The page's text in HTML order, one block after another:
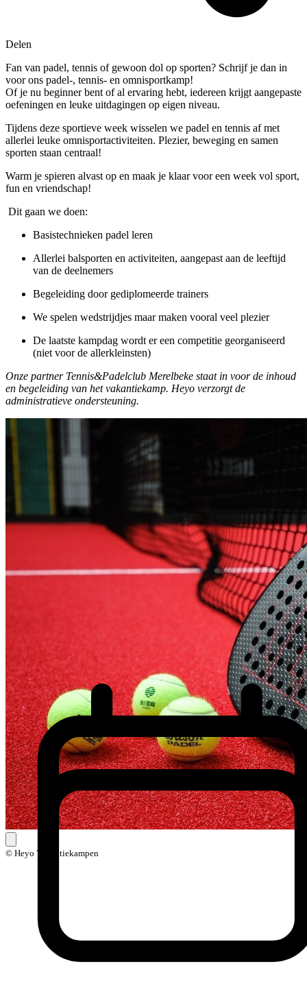
Delen
Fan van padel, tennis of gewoon dol op sporten? Schrijf je dan in
voor ons padel-, tennis- en omnisportkamp!
Of je nu beginner bent of al ervaring hebt, iedereen krijgt aangepaste
oefeningen en leuke uitdagingen op eigen niveau.
Tijdens deze sportieve week wisselen we padel en tennis af met
allerlei leuke omnisportactiviteiten. Plezier, beweging en samen
sporten staan centraal!
Warm je spieren alvast op en maak je klaar voor een week vol sport,
fun en vriendschap!
Dit gaan we doen:
Basistechnieken padel leren
Allerlei balsporten en activiteiten, aangepast aan de leeftijd
van de deelnemers
Begeleiding door gediplomeerde trainers
We spelen wedstrijdjes maar maken vooral veel plezier
De laatste kampdag wordt er een competitie georganiseerd
(niet voor de allerkleinsten)
Onze partner Tennis&Padelclub Merelbeke staat in voor de inhoud
en begeleiding van het vakantiekamp. Heyo verzorgt de
administratieve ondersteuning.
© Heyo Vakantiekampen